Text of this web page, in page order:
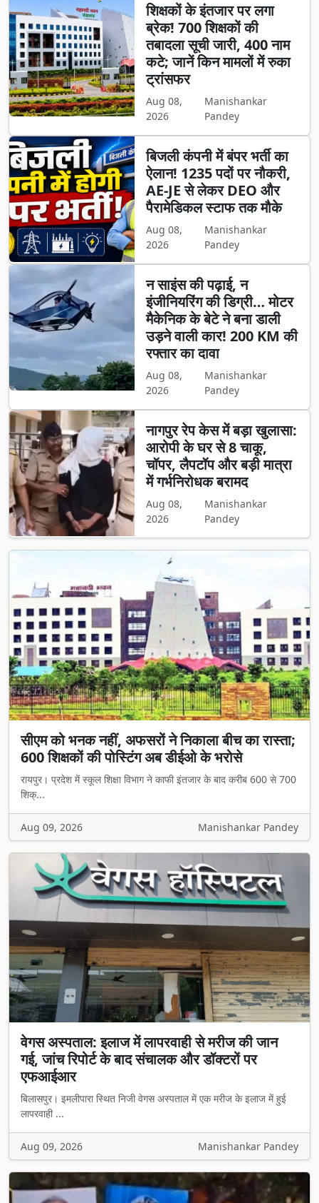
शिक्षकों के इंतजार पर लगा
ब्रेक! 700 शिक्षकों की
तबादला सूची जारी, 400 नाम
कटे; जानें किन मामलों में रुका
ट्रांसफर
Aug 08,
2026
Manishankar
Pandey
बिजली कंपनी में बंपर भर्ती का
ऐलान! 1235 पदों पर नौकरी,
AE-JE से लेकर DEO और
पैरामेडिकल स्टाफ तक मौके
Aug 08,
2026
Manishankar
Pandey
न साइंस की पढ़ाई, न
इंजीनियरिंग की डिग्री… मोटर
मैकेनिक के बेटे ने बना डाली
उड़ने वाली कार! 200 KM की
रफ्तार का दावा
Aug 08,
2026
Manishankar
Pandey
नागपुर रेप केस में बड़ा खुलासा:
आरोपी के घर से 8 चाकू,
चॉपर, लैपटॉप और बड़ी मात्रा
में गर्भनिरोधक बरामद
Aug 08,
2026
Manishankar
Pandey
सीएम को भनक नहीं, अफसरों ने निकाला बीच का रास्ता;
600 शिक्षकों की पोस्टिंग अब डीईओ के भरोसे
रायपुर। प्रदेश में स्कूल शिक्षा विभाग ने काफी इंतजार के बाद करीब 600 से 700
शिक्...
Aug 09, 2026 Manishankar Pandey
वेगस अस्पताल: इलाज में लापरवाही से मरीज की जान
गई, जांच रिपोर्ट के बाद संचालक और डॉक्टरों पर
एफआईआर
बिलासपुर। इमलीपारा स्थित निजी वेगस अस्पताल में एक मरीज के इलाज में हुई
लापरवाही ...
Aug 09, 2026 Manishankar Pandey